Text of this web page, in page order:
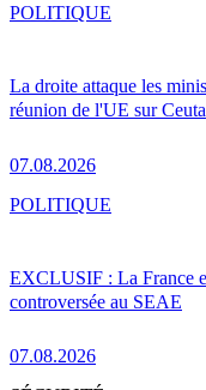
La droite attaque les
réunion de l'UE sur Ceuta
07.08.2026
POLITIQUE
EXCLUSIF : La France
controversée au SEAE
07.08.2026
POLITIQUE